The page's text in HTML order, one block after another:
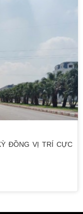
ĐỒNG VỊ TRÍ CỰC